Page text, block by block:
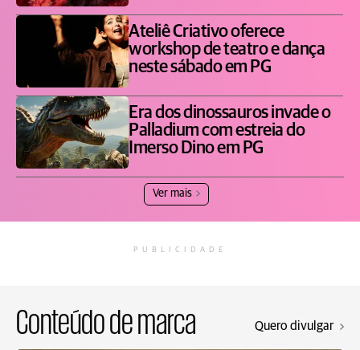
Ateliê Criativo oferece
workshop de teatro e dança
neste sábado em PG
Era dos dinossauros invade o
Palladium com estreia do
Imerso Dino em PG
Ver mais
PUBLICIDADE
Conteúdo de marca Quero divulgar